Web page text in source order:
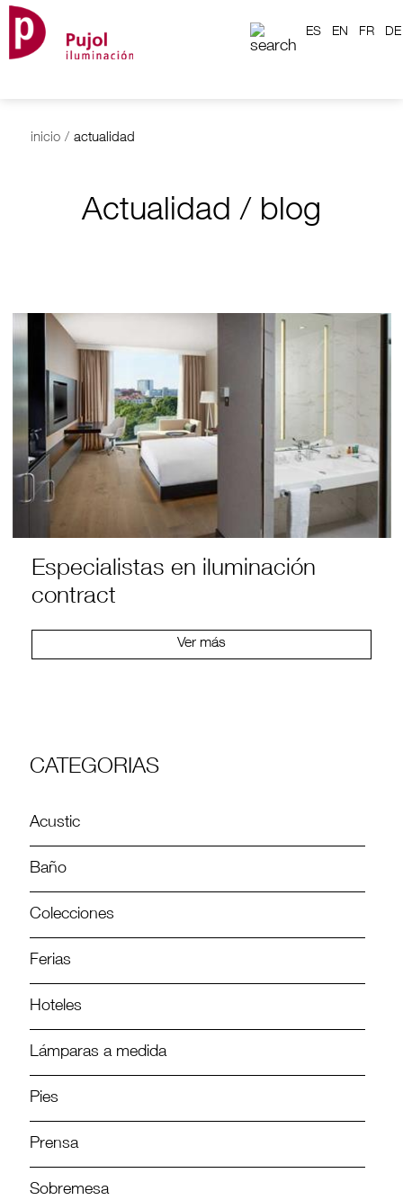
ES EN FR DE
inicio / actualidad
Actualidad / blog
Especialistas en iluminación
contract
Ver más
CATEGORIAS
Acustic
Baño
Colecciones
Ferias
Hoteles
Lámparas a medida
Pies
Prensa
Sobremesa